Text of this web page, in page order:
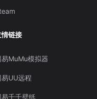
情链接
易MuMu模拟器
易UU远程
易千千壁纸